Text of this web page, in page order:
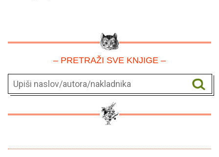
– PRETRAŽI SVE KNJIGE –